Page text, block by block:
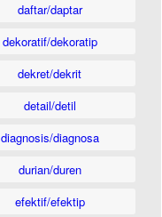
daftar/daptar
dekoratif/dekoratip
dekret/dekrit
detail/detil
diagnosis/diagnosa
durian/duren
efektif/efektip